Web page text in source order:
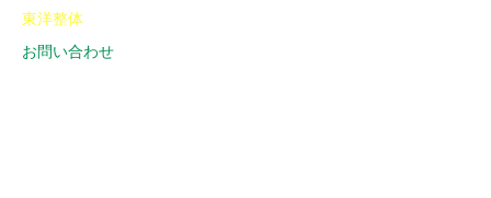
東洋整体
お問い合わせ